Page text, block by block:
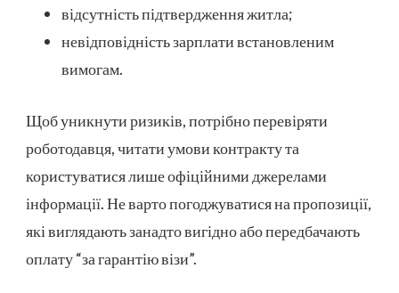
відсутність підтвердження житла;
невідповідність зарплати встановленим
вимогам.
Щоб уникнути ризиків, потрібно перевіряти
роботодавця, читати умови контракту та
користуватися лише офіційними джерелами
інформації. Не варто погоджуватися на пропозиції,
які виглядають занадто вигідно або передбачають
оплату “за гарантію візи”.